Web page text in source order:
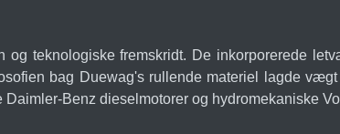
teknologiske fremskridt. De inkorporerede
bag Duewag's rullende materiel lagde
Benz dieselmotorer og hydromekaniske